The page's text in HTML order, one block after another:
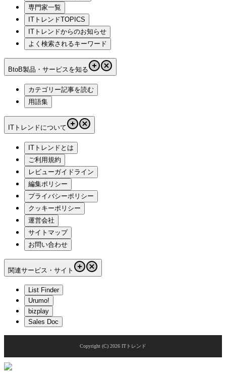
専門家一覧
ITトレンドTOPICS
ITトレンドからのお知らせ
よく検索されるキーワード
BtoB製品・サービスを知る
カテゴリー記事を読む
用語集
ITトレンドについて
ITトレンドとは
ご利用規約
レビューガイドライン
編集ポリシー
プライバシーポリシー
クッキーポリシー
運営会社
サイトマップ
お問い合わせ
関連サービス・サイト
List Finder
Urumo!
bizplay
Sales Doc
Copyright (C) 2026 ITトレンド